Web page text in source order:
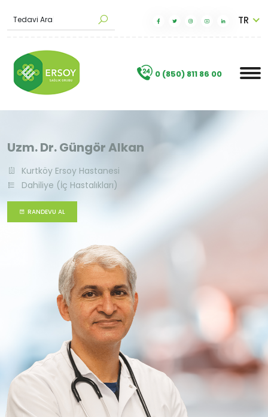
0 (850) 811 86 00
.
Tedavi Ara TR
Uzm. Dr. Güngör Alkan
Kurtköy Ersoy Hastanesi
Dahiliye (İç Hastalıkları)
RANDEVU AL